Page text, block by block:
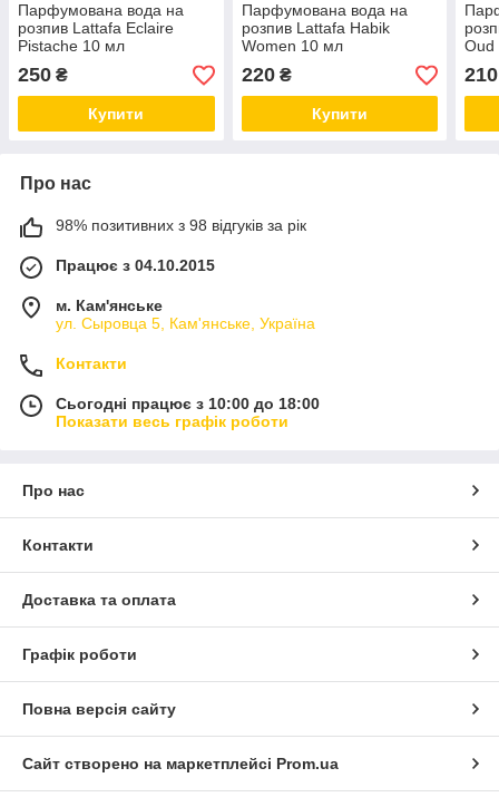
Парфумована вода на
розпив Lattafa Eclaire
Pistache 10 мл
250 ₴
Купити
Парфумована вода на
розпив Lattafa Habik
Women 10 мл
220₴
Купити
Oud
210
Про нас
98% позитивних з 98 відгуків за рік
Працює з 04.10.2015
м. Кам'янське
ул. Сыровца 5, Кам'янське, Україна
Контакти
Сьогодні працює з 10:00 до 18:00
Показати весь графік роботи
Про нас
Контакти
Доставка та оплата
Графік роботи
Повна версія сайту
Сайт створено на маркетплейсі Prom.ua